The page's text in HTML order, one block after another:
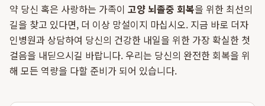
약 당신 혹은 사랑하는 가족이 고양 뇌졸중 회복을 위한 최선의
길을 찾고 있다면, 더 이상 망설이지 마십시오. 지금 바로 더자
인병원과 상담하여 당신의 건강한 내일을 위한 가장 확실한 첫
걸음을 내딛으시길 바랍니다. 우리는 당신의 완전한 회복을 위
해 모든 역량을 다할 준비가 되어 있습니다.